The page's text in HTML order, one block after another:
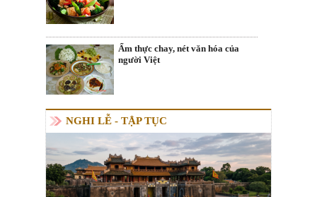
Ẩm thực chay, nét văn hóa của
người Việt
NGHI LỄ - TẬP TỤC